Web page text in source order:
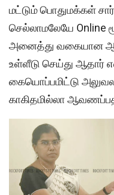
மட்டும் பொதுமக்கள்
செல்லாமலேயே Online
அனைத்து வகையான
உள்ளீடு செய்து ஆதார்
கையொப்பமிட்டு
காகிதமில்லா